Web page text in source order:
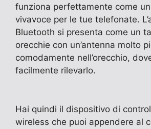
funziona perfettamente come
vivavoce per le tue telefonate.
Bluetooth si presenta come un
orecchie con un’antenna molto
comodamente nell’orecchio,
facilmente rilevarlo.
Hai quindi il dispositivo di
wireless che puoi appendere al